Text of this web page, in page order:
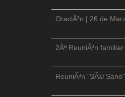
OraciÃ³n | 26 de
2Âª ReuniÃ³n
ReuniÃ³n "SÃ©